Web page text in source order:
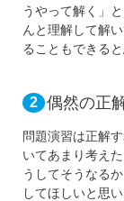
うやって解く」
んと理解して解
ることもできると
2 偶然の正
問題演習は正解
いてあまり考え
うしてそうなる
してほしいと思い